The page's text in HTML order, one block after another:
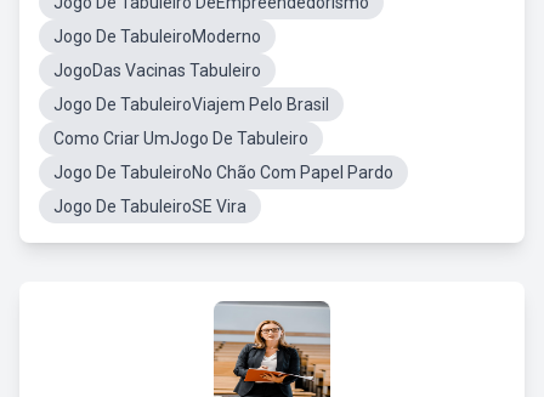
Jogo De TabuleiroModerno
JogoDas Vacinas Tabuleiro
Jogo De TabuleiroViajem Pelo Brasil
Como Criar UmJogo De Tabuleiro
Jogo De TabuleiroNo Chão Com Papel Pardo
Jogo De TabuleiroSE Vira